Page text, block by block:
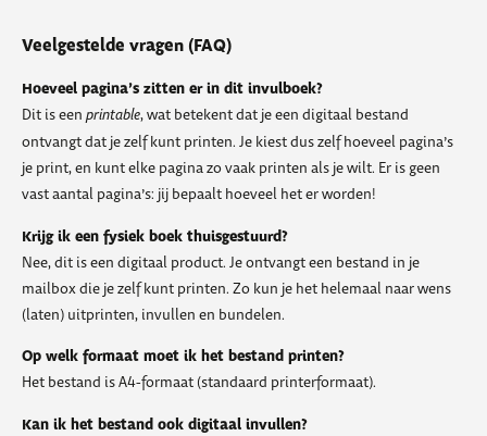
Veelgestelde vragen (FAQ)
Hoeveel pagina’s zitten er in dit invulboek?
Dit is een printable, wat betekent dat je een digitaal bestand
ontvangt dat je zelf kunt printen. Je kiest dus zelf hoeveel pagina’s
je print, en kunt elke pagina zo vaak printen als je wilt. Er is geen
vast aantal pagina’s: jij bepaalt hoeveel het er worden!
Krijg ik een fysiek boek thuisgestuurd?
Nee, dit is een digitaal product. Je ontvangt een bestand in je
mailbox die je zelf kunt printen. Zo kun je het helemaal naar wens
(laten) uitprinten, invullen en bundelen.
Op welk formaat moet ik het bestand printen?
Het bestand is A4-formaat (standaard printerformaat).
Kan ik het bestand ook digitaal invullen?